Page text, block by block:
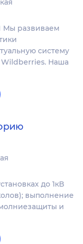
Мы развиваем
систему
Wildberries. Наша
до 1кВ
выполнение
и